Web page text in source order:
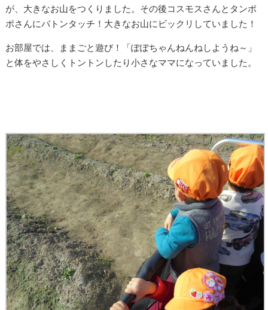
が、大きなお山をつくりました。その後コスモスさんとタンポ
ポさんにバトンタッチ！大きなお山にビックリしていました！
お部屋では、ままごと遊び！「ぽぽちゃんねんねしようね～」
と体をやさしくトントンしたり小さなママになっていました。